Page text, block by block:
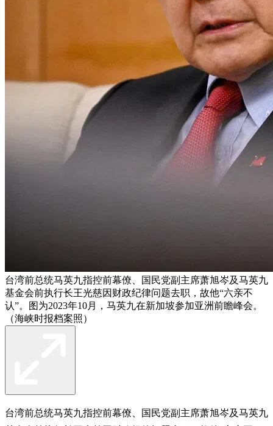
台湾前总统马英九指控前幕僚、国民党副主席萧旭岑及马英九
基金会前执行长王光慈因财政纪律问题去职，故他“六亲不
认”。图为2023年10月，马英九在新加坡参加亚洲前瞻峰会。
（海峡时报档案照）
台湾前总统马英九指控前幕僚、国民党副主席萧旭岑及马英九